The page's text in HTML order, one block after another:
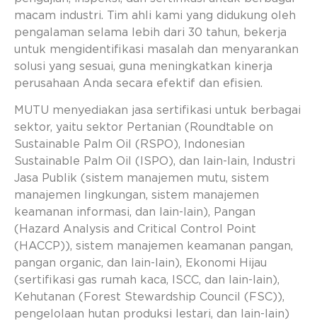
macam industri. Tim ahli kami yang didukung oleh
pengalaman selama lebih dari 30 tahun, bekerja
untuk mengidentifikasi masalah dan menyarankan
solusi yang sesuai, guna meningkatkan kinerja
perusahaan Anda secara efektif dan efisien.
MUTU menyediakan jasa sertifikasi untuk berbagai
sektor, yaitu sektor Pertanian (Roundtable on
Sustainable Palm Oil (RSPO), Indonesian
Sustainable Palm Oil (ISPO), dan lain-lain, Industri
Jasa Publik (sistem manajemen mutu, sistem
manajemen lingkungan, sistem manajemen
keamanan informasi, dan lain-lain), Pangan
(Hazard Analysis and Critical Control Point
(HACCP)), sistem manajemen keamanan pangan,
pangan organic, dan lain-lain), Ekonomi Hijau
(sertifikasi gas rumah kaca, ISCC, dan lain-lain),
Kehutanan (Forest Stewardship Council (FSC)),
pengelolaan hutan produksi lestari, dan lain-lain)